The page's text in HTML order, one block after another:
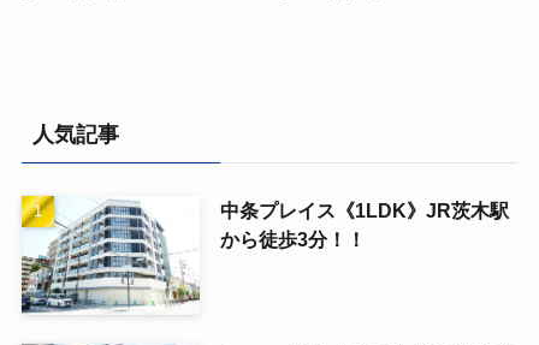
人気記事
中条プレイス《1LDK》JR茨木駅
から徒歩3分！！